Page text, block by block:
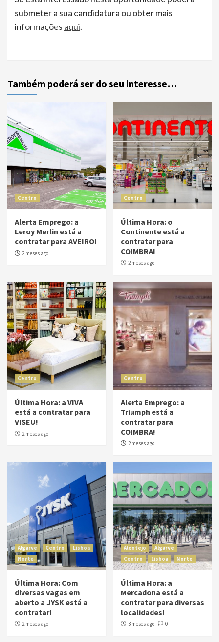
submeter a sua candidatura ou obter mais
informações aqui.
Também poderá ser do seu interesse…
Centro
Alerta Emprego: a
Leroy Merlin está a
contratar para AVEIRO!
2 meses ago
Centro
Última Hora: o
Continente está a
contratar para
COIMBRA!
2 meses ago
Centro
Última Hora: a VIVA
está a contratar para
VISEU!
2 meses ago
Centro
Alerta Emprego: a
Triumph está a
contratar para
COIMBRA!
2 meses ago
Algarve Centro
Lisboa
Norte
Última Hora: Com
diversas vagas em
aberto a JYSK está a
contratar!
2 meses ago
Alentejo
Algarve
Centro
Lisboa Norte
Última Hora: a
Mercadona está a
contratar para diversas
localidades!
3 meses ago 0